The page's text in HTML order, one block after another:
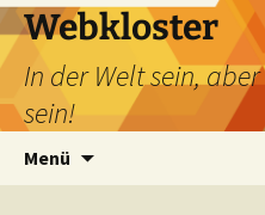
Webkloster
In der Welt sein,
sein!
Menü